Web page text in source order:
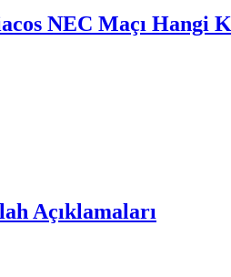
NEC Maçı Hangi
Açıklamaları